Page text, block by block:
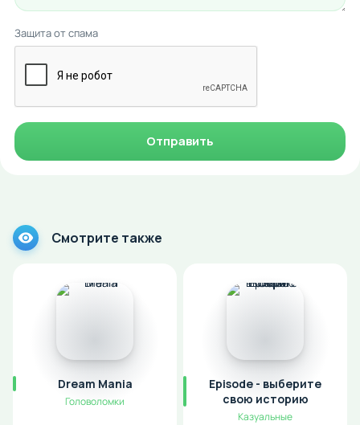
Защита от спама
Отправить
Смотрите также
Dream Mania
Головоломки
Episode - выберите
cвою историю
Казуальные